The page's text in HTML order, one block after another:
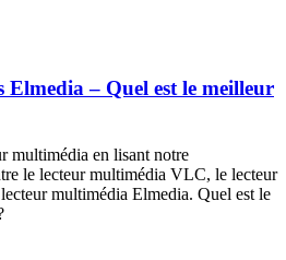
– Quel est le meilleur
multimédia en lisant notre
le lecteur multimédia VLC, le lecteur
multimédia Elmedia. Quel est le